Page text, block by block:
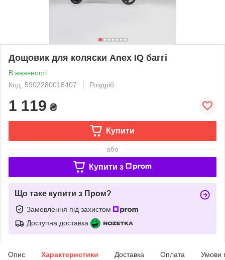
Дощовик для коляски Anex IQ баггі
В наявності
Код: 5902280018407
Роздріб
1 119 ₴
Купити
або
Купити з
Що таке купити з Пром?
Замовлення під захистом
Доступна доставка
Опис Характеристики Доставка Оплата Умови